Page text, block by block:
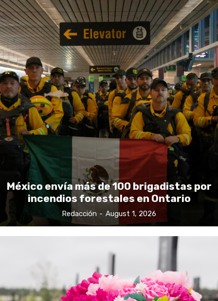
México envía más de 100 brigadistas por
incendios forestales en Ontario
Redacción - August 1, 2026